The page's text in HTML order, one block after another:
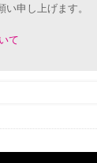
申し上げます。
て